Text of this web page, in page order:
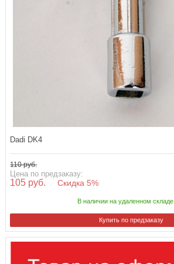
Dadi DK4
110 руб.
Цена по предзаказу:
105 руб. Скидка 5%
В наличии на удаленном складе
Купить по предзаказу